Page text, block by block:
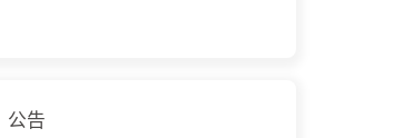
公告